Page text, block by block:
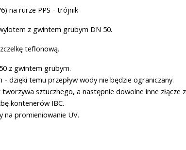
na rurze PPS - trójnik
z gwintem grubym DN 50.
teflonową.
z gwintem grubym.
dzięki temu przepływ wody nie będzie ograniczany.
tworzywa sztucznego, a następnie dowolne inne złącze
kontenerów IBC.
promieniowanie UV.